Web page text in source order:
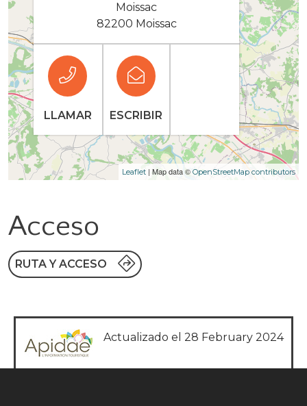
Leaflet | Map data © OpenStreetMap contributors
Moissac
82200 Moissac
LLAMAR ESCRIBIR
Acceso
RUTA Y ACCESO
Actualizado el 28 February 2024